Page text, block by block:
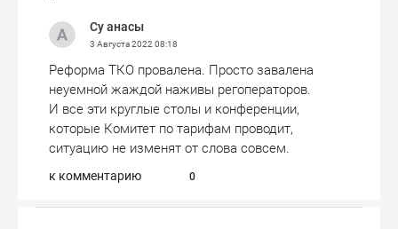
Су анасы
3 Августа 2022 08:18
Реформа ТКО провалена. Просто завалена
неуемной жаждой наживы регоператоров.
И все эти круглые столы и конференции,
которые Комитет по тарифам проводит,
ситуацию не изменят от слова совсем.
к комментарию 0